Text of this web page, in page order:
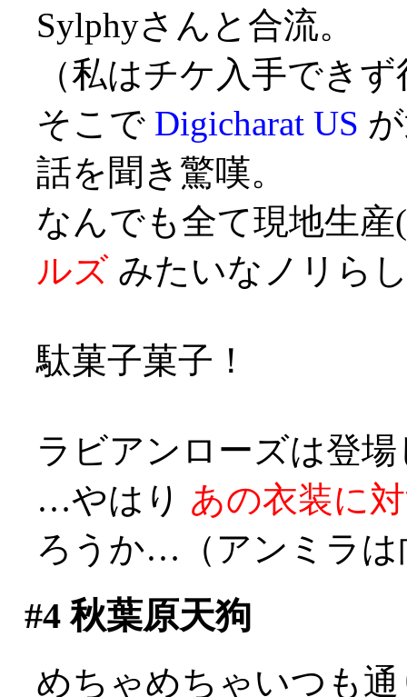
Sylphyさんと合流。
（私はチケ入手でき
そこで Digicharat US
話を聞き驚嘆。
なんでも全て現地生
ルズ みたいなノリら
駄菓子菓子！
ラビアンローズは登
…やはり あの衣装に
ろうか…（アンミラ
#4秋葉原天狗
めちゃめちゃいつも